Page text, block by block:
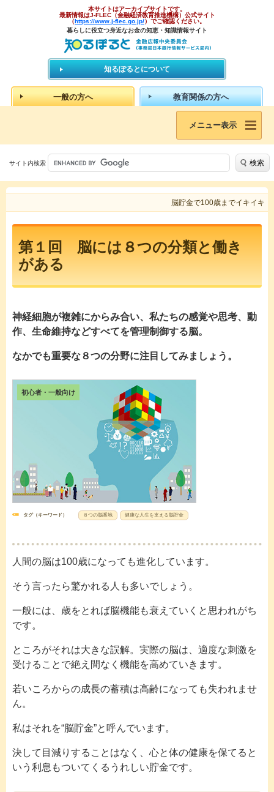
本サイトはアーカイブサイトです。
最新情報はJ-FLEC（金融経済教育推進機構）公式サイト
（https://www.j-flec.go.jp/）でご確認ください。
暮らしに役立つ身近なお金の知恵・知識情報サイト
知るぽるとについて
一般の方へ 教育関係の方へ
メニュー表示
サイト内検索 検索
脳貯金で100歳までイキイキ
第１回 脳には８つの分類と働き
がある
神経細胞が複雑にからみ合い、私たちの感覚や思考、動
作、生命維持などすべてを管理制御する脳。
なかでも重要な８つの分野に注目してみましょう。
初心者・一般向け
タグ（キーワード） ８つの脳番地 健康な人生を支える脳貯金
人間の脳は100歳になっても進化しています。
そう言ったら驚かれる人も多いでしょう。
一般には、歳をとれば脳機能も衰えていくと思われがち
です。
ところがそれは大きな誤解。実際の脳は、適度な刺激を
受けることで絶え間なく機能を高めていきます。
若いころからの成長の蓄積は高齢になっても失われませ
ん。
私はそれを“脳貯金”と呼んでいます。
決して目減りすることはなく、心と体の健康を保てると
いう利息もついてくるうれしい貯金です。